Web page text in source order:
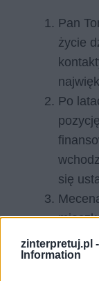
zinterpretuj.pl -
Information
Pan
życie
Po
się
pracę i